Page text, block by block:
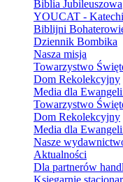
Biblia Jubileuszowa
YOUCAT -
Biblijni
Dziennik Bombika
Nasza misja
Towarzystwo
Dom Rekolekcyjny
Media dla
Towarzystwo
Dom Rekolekcyjny
Media dla
Nasze
Aktualności
Dla partnerów
Księgarnie